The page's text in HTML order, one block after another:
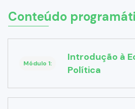
Conteúdo
Módulo 1:
Introdução à
Política